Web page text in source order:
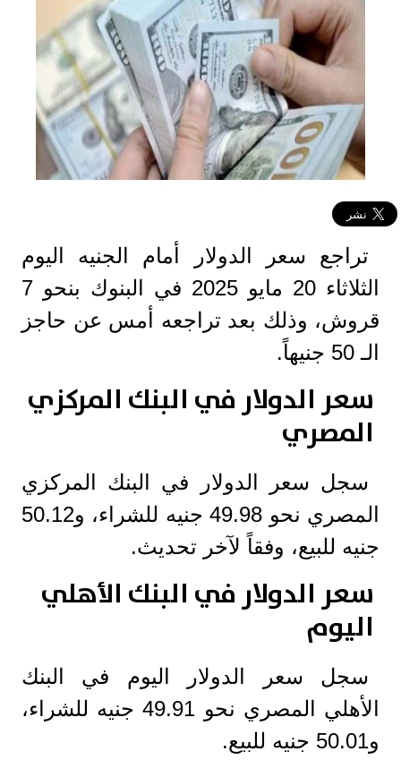
تراجع سعر الدولار أمام الجنيه اليوم
الثلاثاء 20 مايو 2025 في البنوك بنحو 7
قروش، وذلك بعد تراجعه أمس عن حاجز
الـ 50 جنيهاً.
سعر الدولار في البنك المركزي
المصري
سجل سعر الدولار في البنك المركزي
المصري نحو 49.98 جنيه للشراء، و50.12
جنيه للبيع، وفقاً لآخر تحديث.
سعر الدولار في البنك الأهلي
اليوم
سجل سعر الدولار اليوم في البنك
الأهلي المصري نحو 49.91 جنيه للشراء،
و50.01 جنيه للبيع.